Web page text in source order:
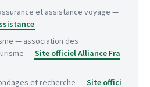
et assistance voyage —
— association des
— Site officiel Alliance Fra
et recherche — Site offici